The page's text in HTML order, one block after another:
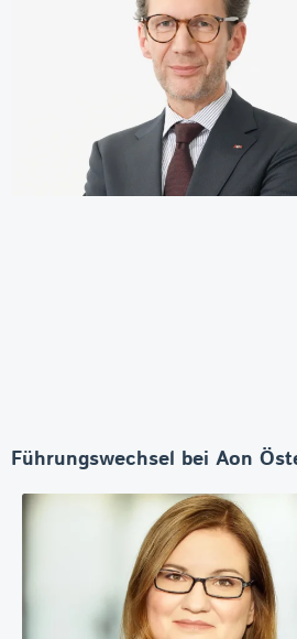
Führungswechsel bei Aon